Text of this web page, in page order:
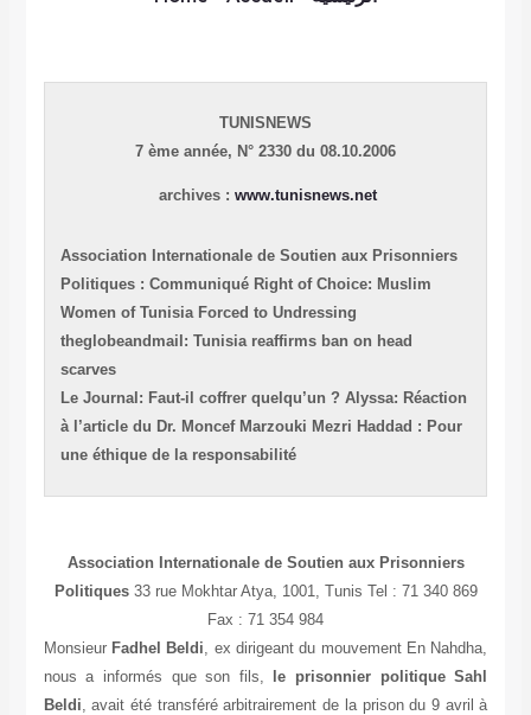
TUNISNEWS
7 ème année, N° 2330 du 08.10.2006
archives : www.tunisnews.net
Association Internationale de Soutien aux Prisonniers
Politiques : Communiqué Right of Choice: Muslim
Women of Tunisia Forced to Undressing
theglobeandmail: Tunisia reaffirms ban on head
scarves
Le Journal: Faut-il coffrer quelqu’un ? Alyssa: Réaction
à l’article du Dr. Moncef Marzouki Mezri Haddad : Pour
une éthique de la responsabilité
Association Internationale de Soutien aux Prisonniers
Politiques33 rue Mokhtar Atya, 1001, Tunis Tel : 71 340 869
Fax : 71 354 984
Monsieur Fadhel Beldi , ex dirigeant du mouvement En Nahdha,
nous a informés que son fils,
le prisonnier politique Sahl
Beldi , avait été transféré arbitrairement de la prison du 9 avril à